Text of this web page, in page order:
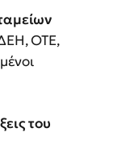
ΟΤΕ,
του